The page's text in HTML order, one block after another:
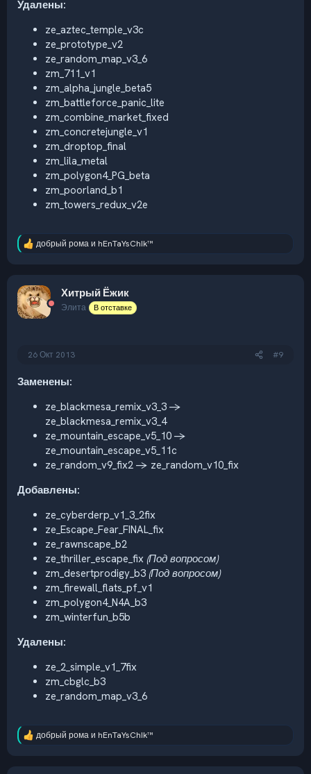
Удалены:
ze_aztec_temple_v3c
ze_prototype_v2
ze_random_map_v3_6
zm_711_v1
zm_alpha_jungle_beta5
zm_battleforce_panic_lite
zm_combine_market_fixed
zm_concretejungle_v1
zm_droptop_final
zm_lila_metal
zm_polygon4_PG_beta
zm_poorland_b1
zm_towers_redux_v2e
Р
ц
и
и
добрый ромаи hEnTaYsChIk™
Хитрый Ёжик
Элита В отставке
26 Окт 2013 #9
Заменены:
ze_blackmesa_remix_v3_3 ->
ze_blackmesa_remix_v3_4
ze_mountain_escape_v5_10 ->
ze_mountain_escape_v5_11c
ze_random_v9_fix2 -> ze_random_v10_fix
Добавлены:
ze_cyberderp_v1_3_2fix
ze_Escape_Fear_FINAL_fix
ze_rawnscape_b2
ze_thriller_escape_fix (Под вопросом)
zm_desertprodigy_b3 (Под вопросом)
zm_firewall_flats_pf_v1
zm_polygon4_N4A_b3
zm_winterfun_b5b
Удалены:
ze_2_simple_v1_7fix
zm_cbglc_b3
ze_random_map_v3_6
Р
добрый ромаи hEnTaYsChIk™